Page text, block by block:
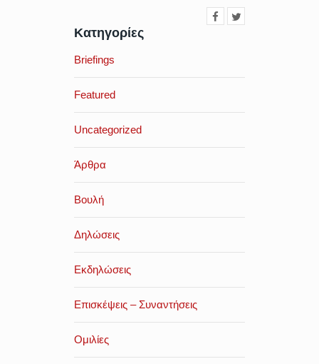
Κατηγορίες
Briefings
Featured
Uncategorized
Άρθρα
Βουλή
Δηλώσεις
Εκδηλώσεις
Επισκέψεις – Συναντήσεις
Ομιλίες